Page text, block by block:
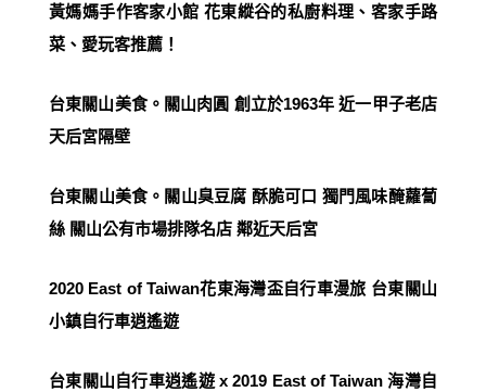
黃媽媽手作客家小館 花東縱谷的私廚料理、客家手路
菜、愛玩客推薦！
台東關山美食。關山肉圓 創立於1963年 近一甲子老店
天后宮隔壁
台東關山美食。關山臭豆腐 酥脆可口 獨門風味醃蘿蔔
絲 關山公有市場排隊名店 鄰近天后宮
2020 East of Taiwan花東海灣盃自行車漫旅 台東關山
小鎮自行車逍遙遊
台東關山自行車逍遙遊 x 2019 East of Taiwan 海灣自